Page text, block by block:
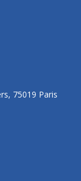
75019 Paris